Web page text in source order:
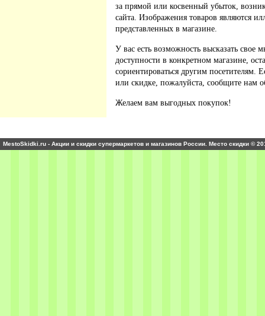
за прямой или косвенный убыток,
сайта. Изображения товаров являются
представленных в магазине.
У вас есть возможность высказать свое
доступности в конкретном магазине,
сориентироваться другим
или скидке, пожалуйста, сообщите нам
Желаем вам выгодных покупок!
MestoSkidki.ru - Акции и скидки супермаркетов и магазинов России. Место скидки ©